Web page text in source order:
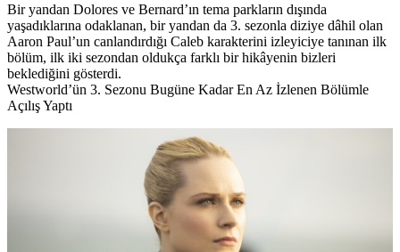
Bir yandan Dolores ve Bernard’ın tema parkların dışında
yaşadıklarına odaklanan, bir yandan da 3. sezonla diziye dâhil olan
Aaron Paul’un canlandırdığı Caleb karakterini izleyiciye tanınan ilk
bölüm, ilk iki sezondan oldukça farklı bir hikâyenin bizleri
beklediğini gösterdi.
Westworld’ün 3. Sezonu Bugüne Kadar En Az İzlenen Bölümle
Açılış Yaptı